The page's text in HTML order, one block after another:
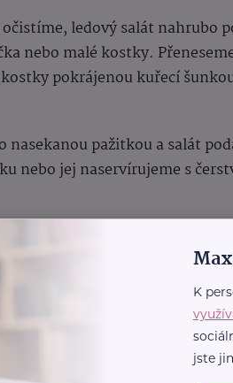
ledový salát nahrubo
nebo malé kostky.
pokrájenou kuřecí
nasekanou pažitkou a salát
nebo jej naservírujeme s
K
jste